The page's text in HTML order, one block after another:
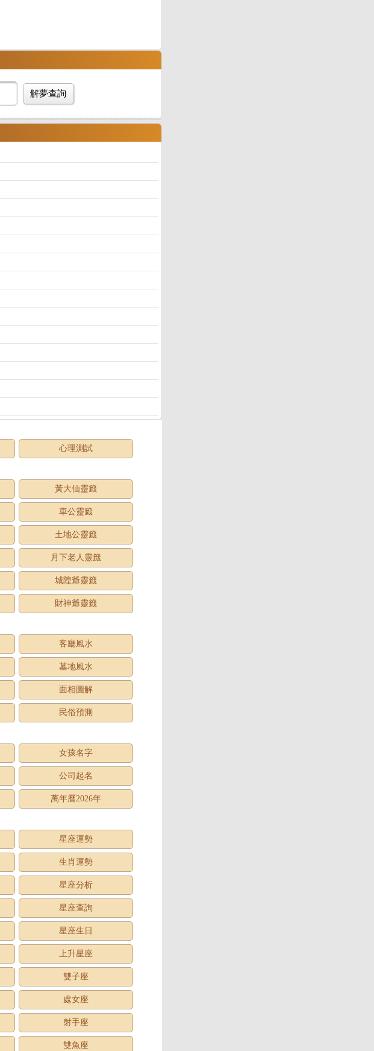
解夢查詢
心理測試
黃大仙靈籤
車公靈籤
土地公靈籤
月下老人靈籤
城隍爺靈籤
財神爺靈籤
客廳風水
墓地風水
面相圖解
民俗預測
女孩名字
公司起名
萬年曆2026年
星座運勢
生肖運勢
星座分析
星座查詢
星座生日
上升星座
雙子座
處女座
射手座
雙魚座